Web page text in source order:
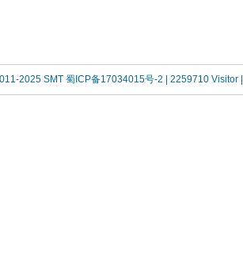
2025 SMT 蜀ICP备17034015号-2 | 2259710 Visitor |